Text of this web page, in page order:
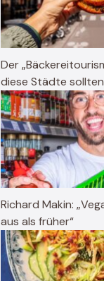
Der
diese Städte
Richard Makin:
aus als früher“